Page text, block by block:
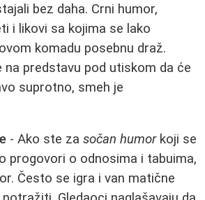
bez daha. Crni humor,
i likovi sa kojima se lako
komadu posebnu draž.
na predstavu pod utiskom da će
suprotno, smeh je
- Ako ste za sočan humorkoji se
progovori o odnosima i tabuima,
Često se igra i van matične